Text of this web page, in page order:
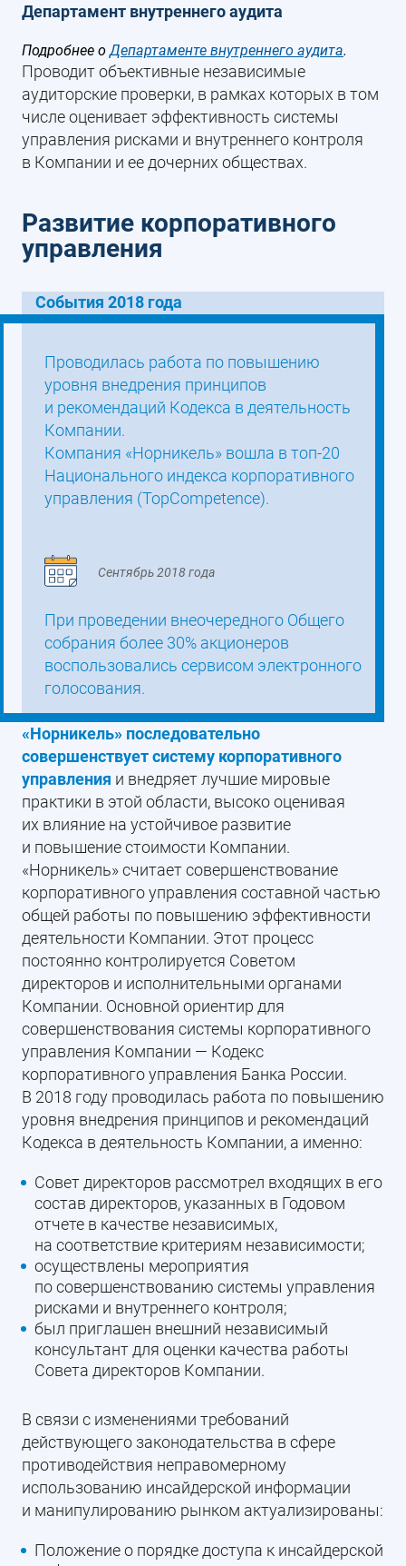
Департамент внутреннего аудита
Подробнее о Департаменте внутреннего аудита.
Проводит объективные независимые
аудиторские проверки, в рамках которых в том
числе оценивает эффективность системы
управления рисками и внутреннего контроля
в Компании и ее дочерних обществах.
Развитие корпоративного
управления
События 2018 года
Проводилась работа по повышению
уровня внедрения принципов
и рекомендаций Кодекса в деятельность
Компании.
Компания «Норникель» вошла в топ-20
Национального индекса корпоративного
управления (TopCompetence).
Сентябрь 2018 года
При проведении внеочередного Общего
собрания более 30% акционеров
воспользовались сервисом электронного
голосования.
«Норникель» последовательно
совершенствует систему корпоративного
управления и внедряет лучшие мировые
практики в этой области, высоко оценивая
их влияние на устойчивое развитие
и повышение стоимости Компании.
«Норникель» считает совершенствование
корпоративного управления составной частью
общей работы по повышению эффективности
деятельности Компании. Этот процесс
постоянно контролируется Советом
директоров и исполнительными органами
Компании. Основной ориентир для
совершенствования системы корпоративного
управления Компании — Кодекс
корпоративного управления Банка России.
В 2018 году проводилась работа по повышению
уровня внедрения принципов и рекомендаций
Кодекса в деятельность Компании, а именно:
Совет директоров рассмотрел входящих в его
состав директоров, указанных в Годовом
отчете в качестве независимых,
на соответствие критериям независимости;
осуществлены мероприятия
по совершенствованию системы управления
рисками и внутреннего контроля;
был приглашен внешний независимый
консультант для оценки качества работы
Совета директоров Компании.
В связи с изменениями требований
действующего законодательства в сфере
противодействия неправомерному
использованию инсайдерской информации
и манипулированию рынком актуализированы:
Положение о порядке доступа к инсайдерской